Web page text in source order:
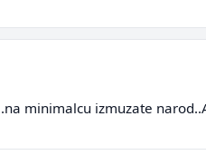
minimalcu izmuzate